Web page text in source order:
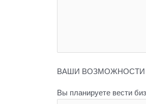
ВАШИ ВОЗМОЖНОСТИ
Вы планируете вести